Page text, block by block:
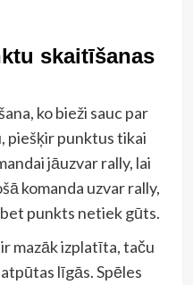
skaitīšanas
ko bieži sauc par
piešķir punktus tikai
jāuzvar rally, lai
komanda uzvar rally,
punkts netiek gūts.
mazāk izplatīta, taču
līgās. Spēles